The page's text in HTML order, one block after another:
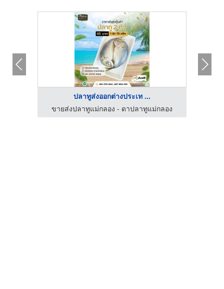
ปลาทูส่งออกต่างประเท ...
ขายส่งปลาทูแม่กลอง - ดาปลาทูแม่กลอง